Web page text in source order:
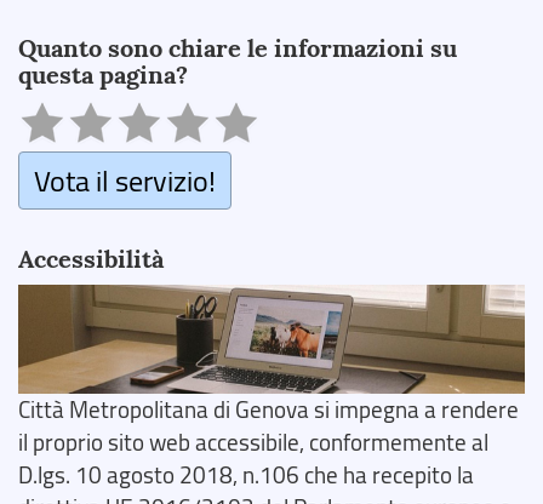
Quanto sono chiare le informazioni su
questa pagina?
Vota il servizio!
Accessibilità
Città Metropolitana di Genova si impegna a rendere
il proprio sito web accessibile, conformemente al
D.lgs. 10 agosto 2018, n.106 che ha recepito la